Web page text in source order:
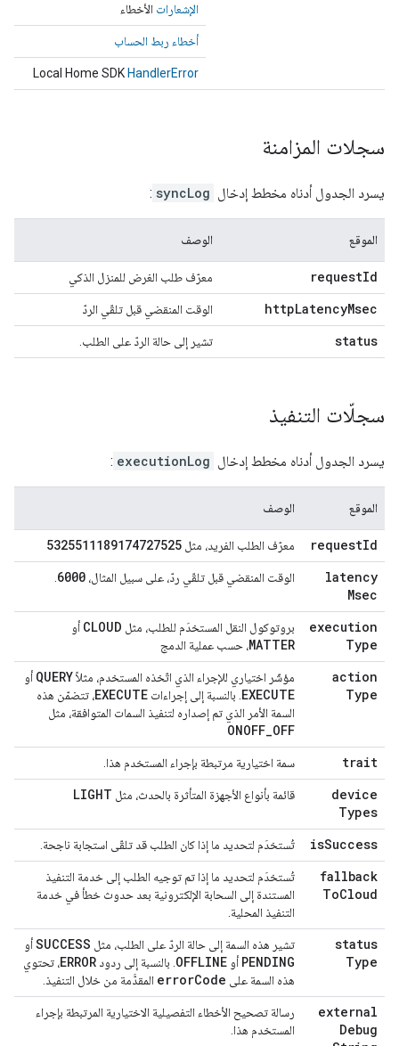
الإشعارات الأخطاء
أخطاء ربط الحساب
Local Home SDK HandlerError
سجلات المزامنة
يسرد الجدول أدناه مخطط إدخال syncLog
:
الموقع الوصف
requestId معرّف طلب الغرض للمنزل الذكي
httpLatencyMsec الوقت المنقضي قبل تلقّي الردّ
status تشير إلى حالة الردّ على الطلب.
سجلّات التنفيذ
يسرد الجدول أدناه مخطط إدخال executionLog
:
الموقع الوصف
requestId معرّف الطلب الفريد، مثل 5325511189174727525
latency
Msec
الوقت المنقضي قبل تلقّي ردّ، على سبيل المثال، 6000
execution
Type
بروتوكول النقل المستخدَم للطلب، مثل CLOUD أو
MATTER، حسب عملية الدمج
action
Type
مؤشّر اختياري للإجراء الذي اتّخذه المستخدم، مثلاًQUERY أو
EXECUTE . بالنسبة إلى إجراءات EXECUTE، تتضمّن هذه
السمة الأمر الذي تم إصداره لتنفيذ السمات المتوافقة، مثل
ONOFF_OFF
trait
سمة اختيارية مرتبطة بإجراء المستخدم هذا.
device
Types
قائمة بأنواع الأجهزة المتأثرة بالحدث، مثل LIGHT
isSuccess تُستخدَم لتحديد ما إذا كان الطلب قد تلقّى استجابة ناجحة.
fallback
ToCloud
تُستخدَم لتحديد ما إذا تم توجيه الطلب إلى خدمة التنفيذ
المستندة إلى السحابة الإلكترونية بعد حدوث خطأ في خدمة
التنفيذ المحلية.
status
Type
تشير هذه السمة إلى حالة الردّ على الطلب، مثل SUCCESSأو
PENDING أو OFFLINE . بالنسبة إلى ردود ERROR، تحتوي
هذه السمة على
errorCode المقدَّمة من خلال التنفيذ.
external
Debug
رسالة تصحيح الأخطاء التفصيلية الاختيارية المرتبطة بإجراء
المستخدم هذا.